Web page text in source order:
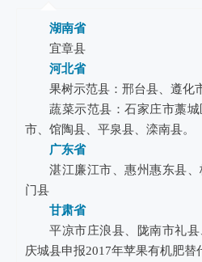
湖南省
宜章县
河北省
果树示范县：邢台县、遵化
蔬菜示范县：石家庄市藁
市、馆陶县、平泉县、滦南县。
广东省
湛江廉江市、惠州惠东县
门县
甘肃省
平凉市庄浪县、陇南市礼
庆城县申报2017年苹果有机肥替